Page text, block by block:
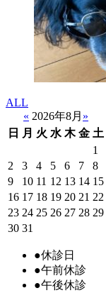
ALL
« 2026年8月 »
日
月 火 水 木 金 土
1
2
3 4 5 6 7
8
9
10 11 12 13 14 15
16 17 18 19 20 21 22
23 24 25 26 27 28 29
30 31
●休診日
●午前休診
●午後休診